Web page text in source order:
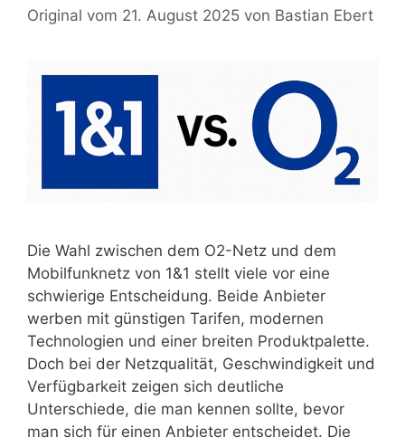
21. August 2025 von Bastian Ebert
Die Wahl zwischen dem O2-Netz und dem
Mobilfunknetz von 1&1 stellt viele vor eine
schwierige Entscheidung. Beide Anbieter
werben mit günstigen Tarifen, modernen
Technologien und einer breiten Produktpalette.
Doch bei der Netzqualität, Geschwindigkeit und
Verfügbarkeit zeigen sich deutliche
Unterschiede, die man kennen sollte, bevor
man sich für einen Anbieter entscheidet. Die